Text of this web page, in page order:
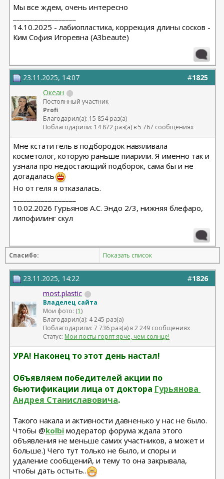
Мы все ждем, очень интересно
14.10.2025 - лабиопластика, коррекция длины сосков -
Ким София Игоревна (A3beaute)
#1825
23.11.2025, 14:07
Океан
Постоянный участник
Profi
Благодарил(а): 15 854 раз(а)
Поблагодарили: 14 872 раз(а) в 5 767 сообщениях
Мне кстати гель в подбородок навяливала
косметолог, которую раньше пиарили. Я именно так и
узнала про недостающий подборок, сама бы и не
догадалась
Но от геля я отказалась.
10.02.2026 Гурьянов А.С. Эндо 2/3, нижняя блефаро,
липофилинг скул
Спасибо: Показать список
#1826
23.11.2025, 14:22
most.plastic
Владелец сайта
Мои фото: (1)
Благодарил(а): 4 245 раз(а)
Поблагодарили: 7 736 раз(а) в 2 249 сообщениях
Статус: Мои посты горят ярче, чем солнце!
УРА! Наконец то этот день настал!
Объявляем победителей акции по
бьютификации лица от доктора Гурьянова
Андрея Станиславовича.
Такого накала и активности давненько у нас не было.
Чтобы @kolbi модератор форума ждала этого
объявления не меньше самих участников, а может и
больше.) Чего тут только не было, и споры и
удаление сообщений, и тему то она закрывала,
чтобы дать остыть..